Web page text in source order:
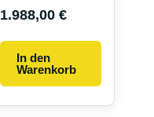
1.988,00 €
In den
Warenkorb